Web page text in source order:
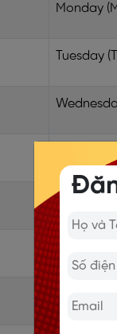
Monday
Tuesday
Thursday
Friday (FRI)
Saturday
Sunday